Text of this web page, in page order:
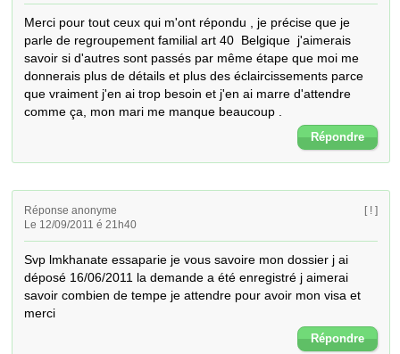
Merci pour tout ceux qui m'ont répondu , je précise que je
parle de regroupement familial art 40  Belgique  j'aimerais
savoir si d'autres sont passés par même étape que moi me
donnerais plus de détails et plus des éclaircissements parce
que vraiment j'en ai trop besoin et j'en ai marre d'attendre
comme ça, mon mari me manque beaucoup .
Répondre
Réponse anonyme
Le 12/09/2011 é 21h40
[ ! ]
Svp lmkhanate essaparie je vous savoire mon dossier j ai
déposé 16/06/2011 la demande a été enregistré j aimerai
savoir combien de tempe je attendre pour avoir mon visa et
merci
Répondre